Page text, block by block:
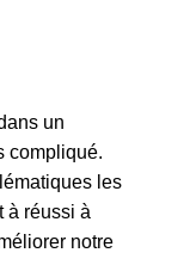
un
compliqué.
les
à réussi à
notre